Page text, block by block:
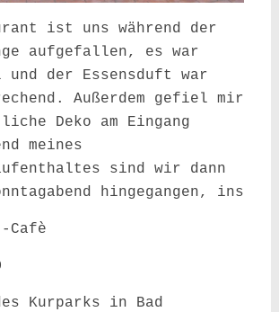
ist uns während der
aufgefallen, es war
und der Essensduft war
Außerdem gefiel mir
Deko am Eingang
meines
sind wir dann
hingegangen, ins
Cafè
Kurparks in Bad